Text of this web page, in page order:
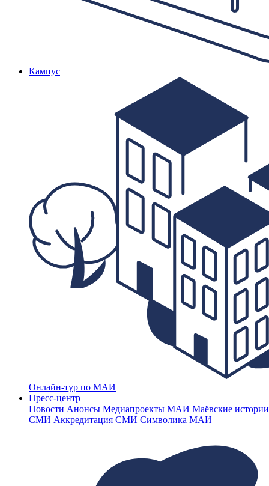
Кампус
Онлайн-тур по МАИ
Пресс-центр
Новости Анонсы Медиапроекты МАИ Маёвские
СМИ Аккредитация СМИ Символика МАИ